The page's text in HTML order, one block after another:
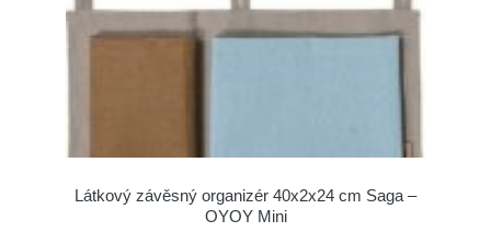
Látkový závěsný organizér 40x2x24 cm Saga –
OYOY Mini